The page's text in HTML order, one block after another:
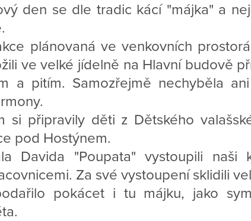
den se dle tradic kácí "májka" a
plánovaná ve venkovních
ve velké jídelně na Hlavní budově
a pitím. Samozřejmě nechyběla
si připravily děti z Dětského
pod Hostýnem.
Davida "Poupata" vystoupili naši
Za své vystoupení sklidili
pokácet i tu májku, jako